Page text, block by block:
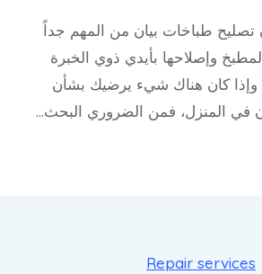
تصليح طباخات بيان من المهم جداً
وإصلاحها بأيدي ذوي الخبرة
كان هناك شيء يرضيك بشأن
في المنزل، فمن الضروري البحث…
Repair services